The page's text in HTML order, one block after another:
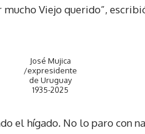
Viejo querido”,
José Mujica
/expresidente
de Uruguay
1935-2025
el hígado. No lo paro con